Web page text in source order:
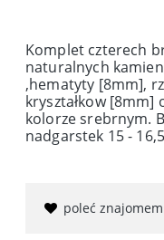
Komplet czterech
naturalnych
,hematyty [8mm],
kryształkow
kolorze srebrnym.
nadgarstek 15 -
poleć